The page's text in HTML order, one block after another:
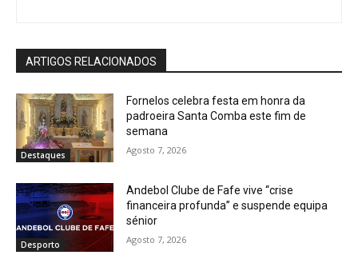
ARTIGOS RELACIONADOS
Destaques
Fornelos celebra festa em honra da
padroeira Santa Comba este fim de
semana
Agosto 7, 2026
Desporto
Andebol Clube de Fafe vive “crise
financeira profunda” e suspende equipa
sénior
Agosto 7, 2026